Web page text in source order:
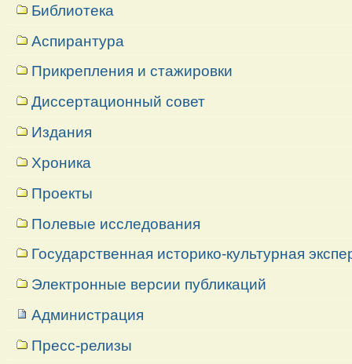
Библиотека
Аспирантура
Прикрепления и стажировки
Диссертационный совет
Издания
Хроника
Проекты
Полевые исследования
Государственная историко-культурная
Электронные версии публикаций
Администрация
Пресс-релизы